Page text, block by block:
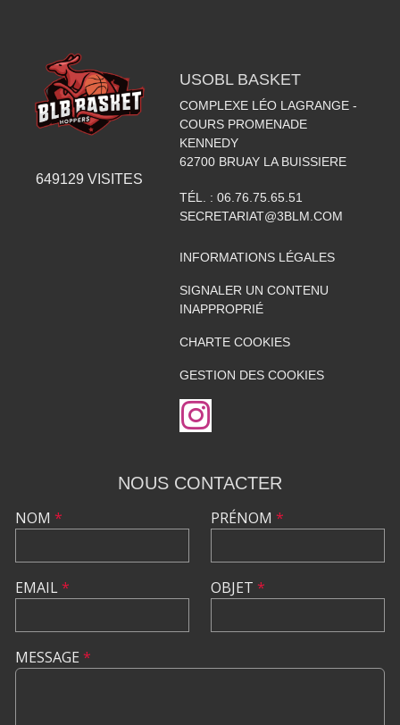
649129 VISITES
USOBL BASKET
COMPLEXE LÉO LAGRANGE -
COURS PROMENADE
KENNEDY
62700 BRUAY LA BUISSIERE
TÉL. : 06.76.75.65.51
SECRETARIAT@3BLM.COM
INFORMATIONS LÉGALES
SIGNALER UN CONTENU
INAPPROPRIÉ
CHARTE COOKIES
GESTION DES COOKIES
NOUS CONTACTER
NOM *
EMAIL*
PRÉNOM *
OBJET *
MESSAGE *